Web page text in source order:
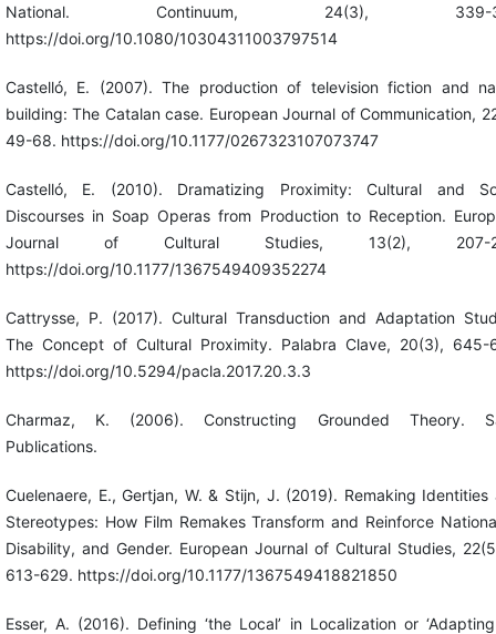
National. Continuum, 24(3), 339-
https://doi.org/10.1080/10304311003797514
Castelló, E. (2007). The production of television fiction and
building: The Catalan case. European Journal of Communication,
49-68. https://doi.org/10.1177/0267323107073747
Castelló, E. (2010). Dramatizing Proximity: Cultural and
Discourses in Soap Operas from Production to Reception.
Journal of Cultural Studies, 13(2), 207-
https://doi.org/10.1177/1367549409352274
Cattrysse, P. (2017). Cultural Transduction and Adaptation
The Concept of Cultural Proximity. Palabra Clave, 20(3), 645-
https://doi.org/10.5294/pacla.2017.20.3.3
Charmaz, K. (2006). Constructing Grounded Theory.
Publications.
Cuelenaere, E., Gertjan, W. & Stijn, J. (2019). Remaking Identities
Stereotypes: How Film Remakes Transform and Reinforce
Disability, and Gender. European Journal of Cultural Studies,
613-629. https://doi.org/10.1177/1367549418821850
Esser, A. (2016). Defining ‘the Local’ in Localization or